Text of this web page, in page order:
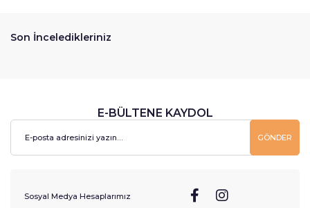
Son İnceledikleriniz
E-BÜLTENE KAYDOL
GÖNDER
Sosyal Medya Hesaplarımız